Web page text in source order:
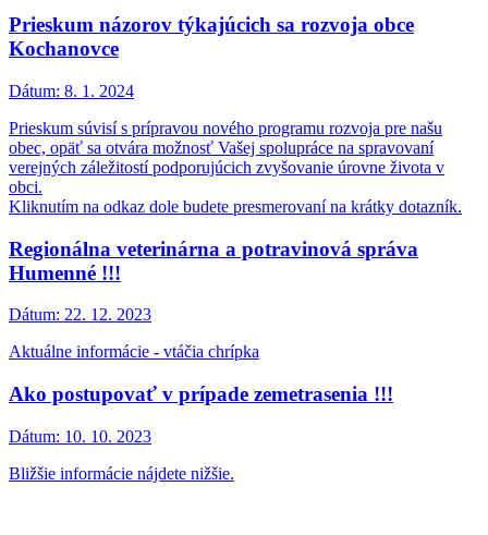
Prieskum názorov týkajúcich sa rozvoja obce
Kochanovce
Dátum: 8. 1. 2024
Prieskum súvisí s prípravou nového programu rozvoja pre našu
obec, opäť sa otvára možnosť Vašej spolupráce na spravovaní
verejných záležitostí podporujúcich zvyšovanie úrovne života v
obci.
Kliknutím na odkaz dole budete presmerovaní na krátky dotazník.
Regionálna veterinárna a potravinová správa
Humenné !!!
Dátum: 22. 12. 2023
Aktuálne informácie - vtáčia chrípka
Ako postupovať v prípade zemetrasenia !!!
Dátum: 10. 10. 2023
Bližšie informácie nájdete nižšie.